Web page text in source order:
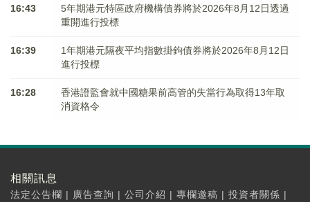
16:43
5年期港元特區政府機構債券將於2026年8月12日透過
重開進行投標
16:39
1年期港元隔夜平均指數掛鉤債券將於2026年8月12日
進行投標
16:28
香港證監會就中國糖果前高管的失當行為取得13年取
消資格令
相關訊息
法定公告欄 | 廣告查詢 | 公司介紹 | 專欄邀稿 | 投資者關係 |